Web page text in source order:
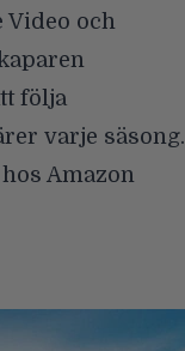
Video och
följa
varje säsong.
Amazon